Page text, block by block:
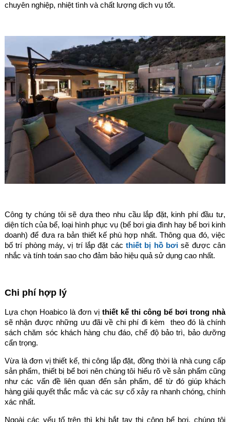
chuyên nghiệp, nhiệt tình và chất lượng dịch vụ tốt.
Công ty chúng tôi sẽ dựa theo nhu cầu lắp đặt, kinh phí đầu tư,
diện tích của bể, loại hình phục vụ (bể bơi gia đình hay bể bơi kinh
doanh) để đưa ra bản thiết kế phù hợp nhất. Thông qua đó, việc
bố trí phòng máy, vị trí lắp đặt các thiết bị hồ bơi sẽ được cân
nhắc và tính toán sao cho đảm bảo hiệu quả sử dụng cao nhất.
Chi phí hợp lý
Lựa chọn Hoabico là đơn vị thiết kế thi công bể bơi trong nhà
sẽ nhận được những ưu đãi về chi phí đi kèm theo đó là chính
sách chăm sóc khách hàng chu đáo, chế độ bảo trì, bảo dưỡng
cẩn trọng.
Vừa là đơn vị thiết kế, thi công lắp đặt, đồng thời là nhà cung cấp
sản phẩm, thiết bị bể bơi nên chúng tôi hiểu rõ về sản phẩm cũng
như các vấn đề liên quan đến sản phẩm, để từ đó giúp khách
hàng giải quyết thắc mắc và các sự cố xảy ra nhanh chóng, chính
xác nhất.
Ngoài các yếu tố trên thì khi bắt tay thi công bể bơi, chúng tôi